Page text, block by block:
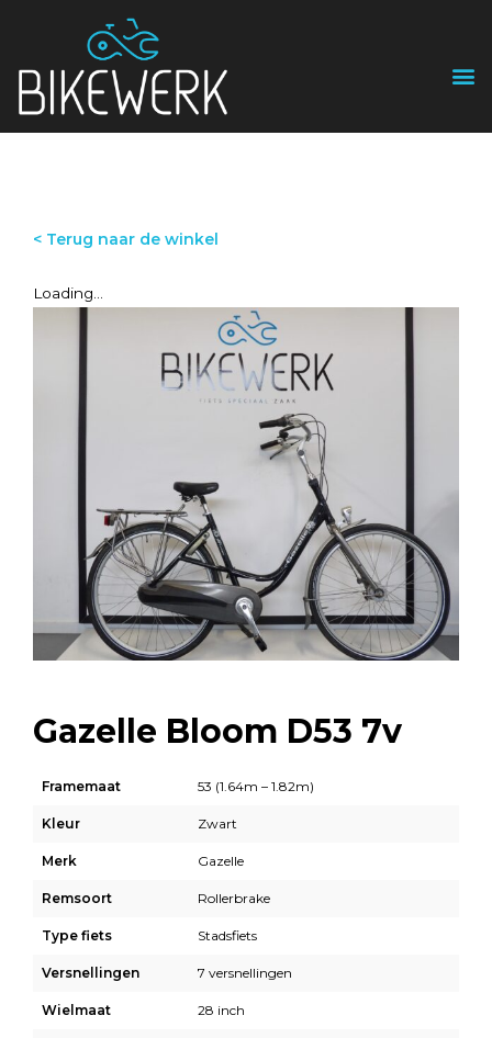
< Terug naar de winkel
Loading...
Gazelle Bloom D53 7v
Framemaat 53 (1.64m – 1.82m)
Kleur Zwart
Merk Gazelle
Remsoort Rollerbrake
Type fiets Stadsfiets
Versnellingen 7 versnellingen
Wielmaat 28 inch